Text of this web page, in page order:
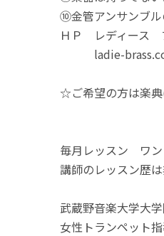
⑩金管アンサンブル
ＨＰ レディース
ladie-brass.com
☆ご希望の方は楽典
毎月レッスン ワン
講師のレッスン歴
武蔵野音楽大学大
女性トランペット